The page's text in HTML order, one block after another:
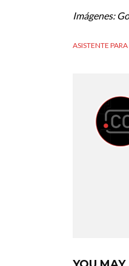
Imágenes:
ASISTENTE